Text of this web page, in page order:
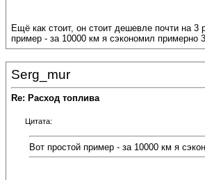
Ещё как стоит, он стоит дешевле почти на
пример - за 10000 км я сэкономил примерно
Serg_mur
Re: Расход топлива
Цитата:
Вот простой пример - за 10000 км я